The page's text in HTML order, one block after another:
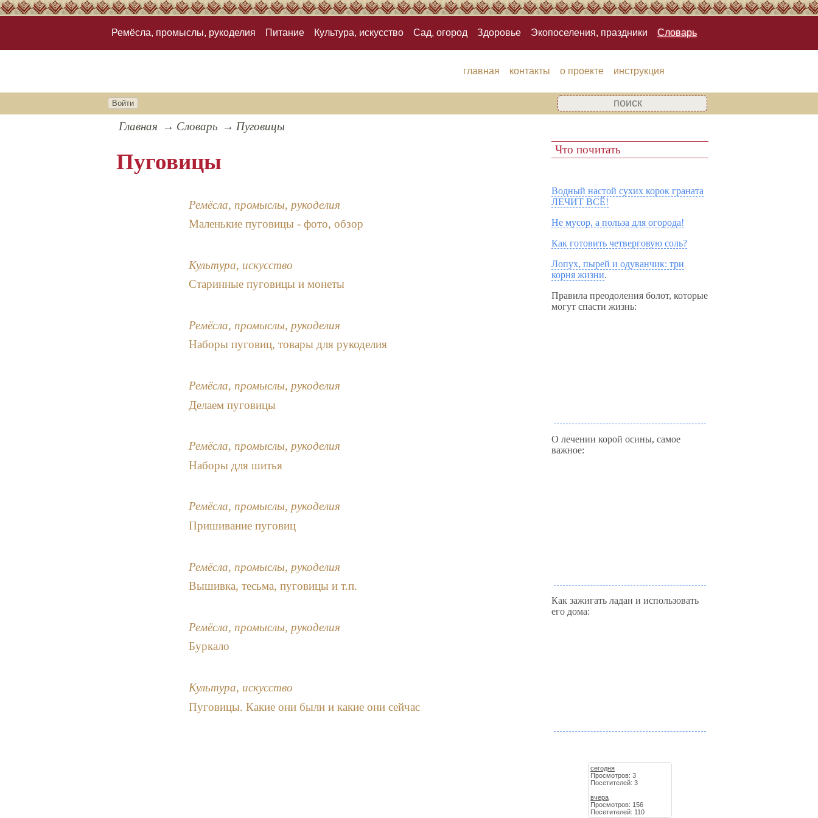
Ремёсла, промыслы, рукоделия Питание Культура, искусство Сад, огород Здоровье Экопоселения, праздники Словарь
главная контакты о проекте инструкция
Войти
Главная Словарь Пуговицы
Пуговицы
Ремёсла, промыслы, рукоделия
Маленькие пуговицы - фото, обзор
Культура, искусство
Старинные пуговицы и монеты
Ремёсла, промыслы, рукоделия
Наборы пуговиц, товары для рукоделия
Ремёсла, промыслы, рукоделия
Делаем пуговицы
Ремёсла, промыслы, рукоделия
Наборы для шитья
Ремёсла, промыслы, рукоделия
Пришивание пуговиц
Ремёсла, промыслы, рукоделия
Вышивка, тесьма, пуговицы и т.п.
Ремёсла, промыслы, рукоделия
Буркало
Культура, искусство
Пуговицы. Какие они были и какие они сейчас
Что почитать
Водный настой сухих корок граната
ЛЕЧИТ ВСЁ!
Не мусор, а польза для огорода!
Как готовить четверговую соль?
Лопух, пырей и одуванчик: три
корня жизни.
Правила преодоления болот, которые
могут спасти жизнь:
О лечении корой осины, самое
важное:
Как зажигать ладан и использовать
его дома:
сегодня
Просмотров: 3
Посетителей: 3
вчера
Просмотров: 156
Посетителей: 110